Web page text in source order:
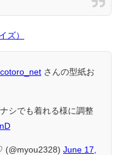
ズ）
さんの型紙お
シでも着れる様に調整
June 17,